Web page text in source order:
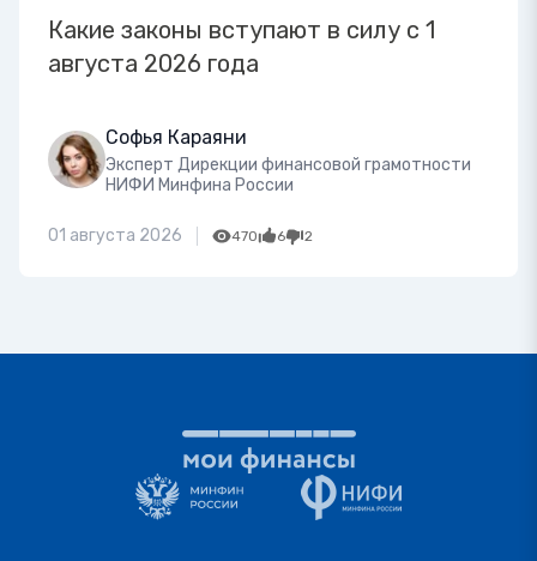
Какие законы вступают в силу с 1
августа 2026 года
Софья Караяни
Эксперт Дирекции финансовой грамотности
НИФИ Минфина России
01 августа 2026 470 6 2